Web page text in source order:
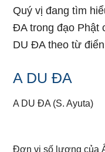
Quý vị đang tìm
ĐA trong đạo Phật
DU ĐA theo từ
A DU ĐA
A DU ĐA (S. Ayuta)
Đơn vị số lượng của